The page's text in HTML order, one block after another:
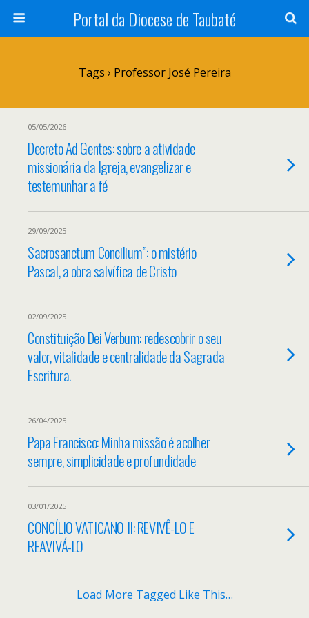
Portal da Diocese de Taubaté
Tags › Professor José Pereira
05/05/2026
Decreto Ad Gentes: sobre a atividade
missionária da Igreja, evangelizar e
testemunhar a fé
29/09/2025
Sacrosanctum Concilium”: o mistério
Pascal, a obra salvífica de Cristo
02/09/2025
Constituição Dei Verbum: redescobrir o seu
valor, vitalidade e centralidade da Sagrada
Escritura.
26/04/2025
Papa Francisco: Minha missão é acolher
sempre, simplicidade e profundidade
03/01/2025
CONCÍLIO VATICANO II: REVIVÊ-LO E
REAVIVÁ-LO
Load More Tagged Like This…